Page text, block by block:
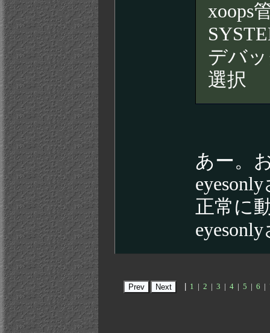
xoops
デバ
選択
あー。
正常に
1 | 2 | 3 | 4 | 5 | 6 |